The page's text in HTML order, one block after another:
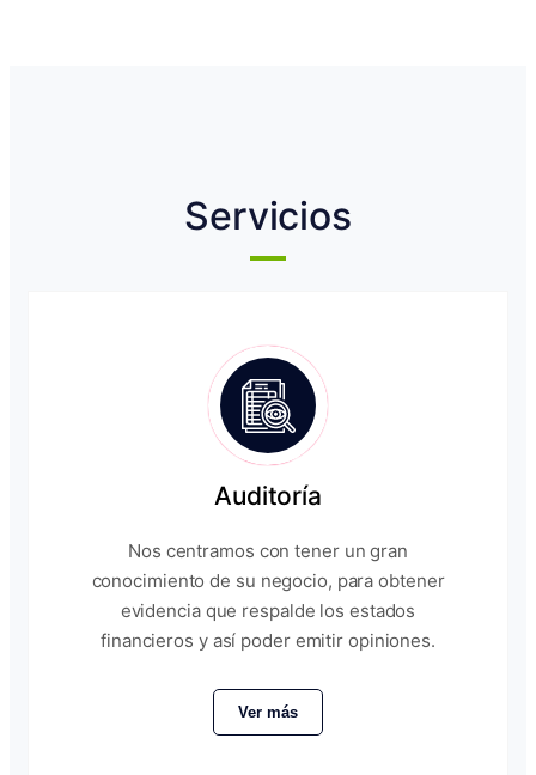
Servicios
Auditoría
Nos centramos con tener un gran
conocimiento de su negocio, para obtener
evidencia que respalde los estados
financieros y así poder emitir opiniones.
Ver más